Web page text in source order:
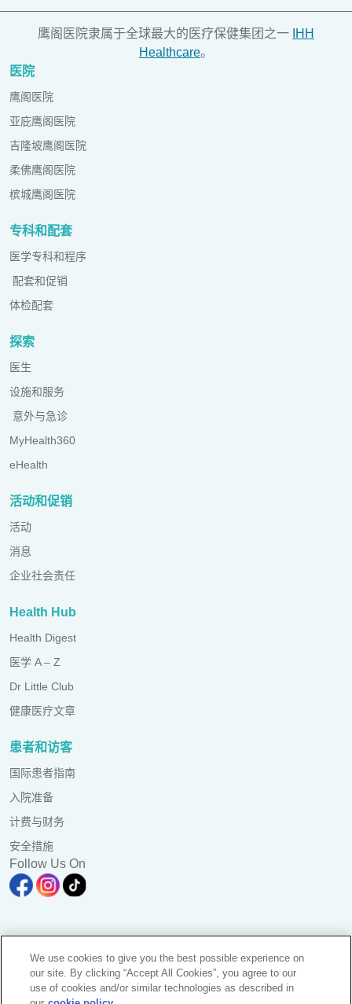
鹰阁医院隶属于全球最大的医疗保健集团之一 IHH
Healthcare。
医院
鹰阁医院
亚庇鹰阁医院
吉隆坡鹰阁医院
柔佛鹰阁医院
槟城鹰阁医院
专科和配套
医学专科和程序
配套和促销
体检配套
探索
医生
设施和服务
意外与急诊
MyHealth360
eHealth
活动和促销
活动
消息
企业社会责任
Health Hub
Health Digest
医学 A – Z
Dr Little Club
健康医疗文章
患者和访客
国际患者指南
入院准备
计费与财务
安全措施
Follow Us On
198101006941 (73056-D)
All Rights Reserved. Photos are for illustration purposes only
KKLIU 2581/ EXP 31.12.2028
We use cookies to give you the best possible experience on
our site. By clicking “Accept All Cookies”, you agree to our
use of cookies and/or similar technologies as described in